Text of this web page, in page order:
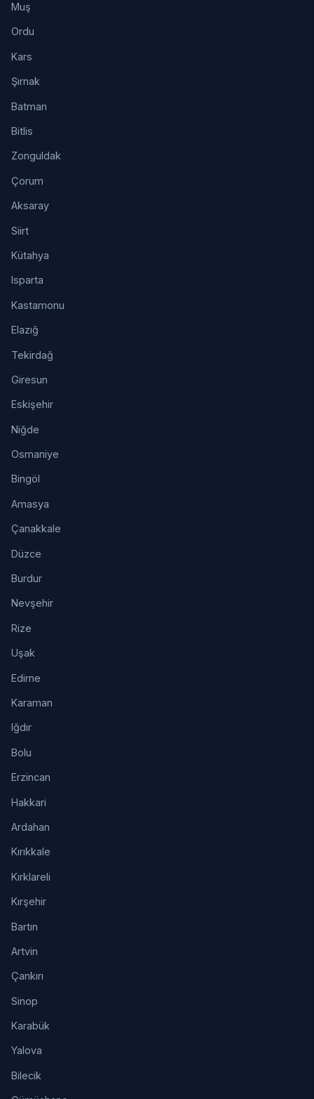
Muş
Ordu
Kars
Şırnak
Batman
Bitlis
Zonguldak
Çorum
Aksaray
Siirt
Kütahya
Isparta
Kastamonu
Elazığ
Tekirdağ
Giresun
Eskişehir
Niğde
Osmaniye
Bingöl
Amasya
Çanakkale
Düzce
Burdur
Nevşehir
Rize
Uşak
Edirne
Karaman
Iğdır
Bolu
Erzincan
Hakkari
Ardahan
Kırıkkale
Kırklareli
Kırşehir
Bartın
Artvin
Çankırı
Sinop
Karabük
Yalova
Bilecik